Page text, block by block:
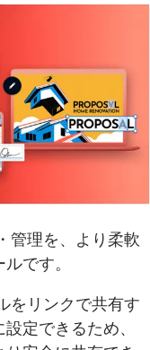
管理を、より柔軟
です。
をリンクで共有す
定できるため、